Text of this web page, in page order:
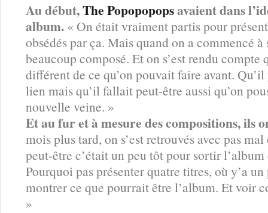
Au début,The Popopopopsavaient dans
album. « On était vraiment partis pour
obsédés par ça. Mais quand on a commencé
beaucoup composé. Et on s’est rendu compte
différent de ce qu’on pouvait faire avant.
lien mais qu’il fallait peut-être aussi qu’on
nouvelle veine. »
Et au fur et à mesure des compositions, ils
mois plus tard, on s’est retrouvés avec pas
peut-être c’était un peu tôt pour sortir
Pourquoi pas présenter quatre titres, où y’a
montrer ce que pourrait être l’album. Et voir
»